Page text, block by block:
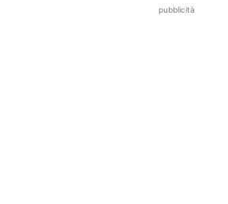
pubblicità